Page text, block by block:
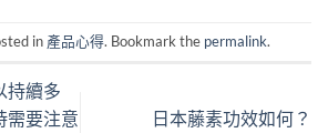
in 產品心得. Bookmark the permalink.
持續多
需要注意
日本藤素功效如何？